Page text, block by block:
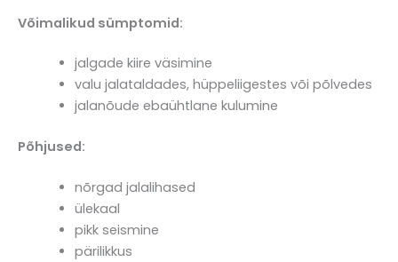
Võimalikud sümptomid:
jalgade kiire väsimine
valu jalataldades, hüppeliigestes või põlvedes
jalanõude ebaühtlane kulumine
Põhjused:
nõrgad jalalihased
ülekaal
pikk seismine
pärilikkus